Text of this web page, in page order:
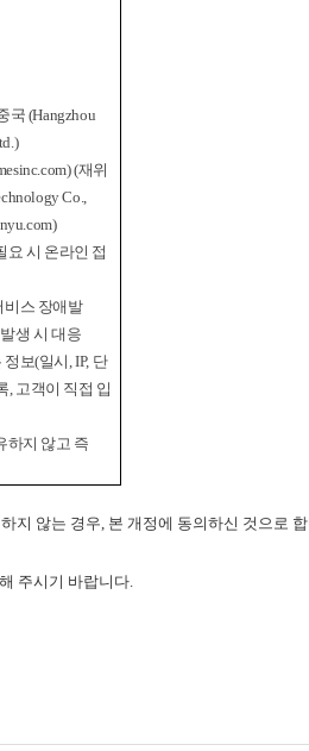
국 (Hangzhou
) (재위
Co.,
요 시 온라인 접
비스 장애발
생 시 대응
보(일시, IP, 단
, 고객이 직접 입
하지 않고 즉
지 않는 경우, 본 개정에 동의하신 것으로 합
주시기 바랍니다.